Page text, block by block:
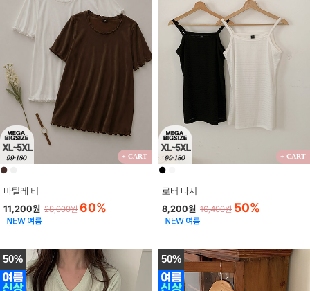
+ CART
●
마틸레 티
11,200원 28,000원 60%
+ CART
●
로터 나시
8,200원 16,400원 50%
50% 50%